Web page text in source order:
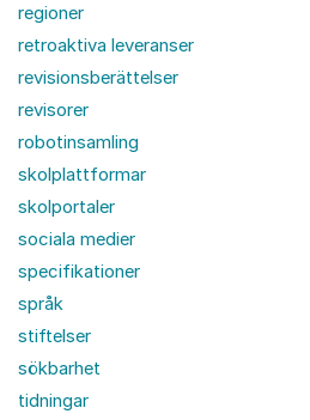
regioner
retroaktiva leveranser
revisionsberättelser
revisorer
robotinsamling
skolplattformar
skolportaler
sociala medier
specifikationer
språk
stiftelser
sökbarhet
tidningar